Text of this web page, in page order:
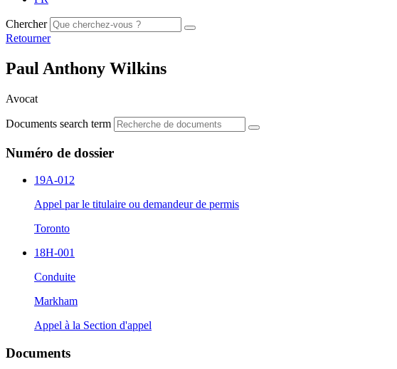
Chercher
Retourner
Paul Anthony Wilkins
Avocat
Documents search term
Numéro de dossier
19A-012
Appel par le titulaire ou demandeur de permis
Toronto
18H-001
Conduite
Markham
Appel à la Section d'appel
Documents